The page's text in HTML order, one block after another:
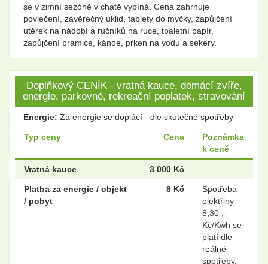
se v zimní sezóně v chatě vypíná. Cena zahrnuje
povlečení, závěrečný úklid, tablety do myčky, zapůjčení
utěrek na nádobí a ručníků na ruce, toaletní papír,
zapůjčení pramice, kánoe, prken na vodu a sekery.
Doplňkový CENÍK - vratná kauce, domácí zvíře,
energie, parkovné, rekreační poplatek, stravování
Energie: Za energie se doplácí - dle skutečné spotřeby
Typ ceny Cena
Poznámka
k ceně
Vratná kauce 3 000 Kč
Platba za energie / objekt
/ pobyt
8 Kč
Spotřeba
elektřiny
8,30 ,-
Kč/Kwh se
platí dle
reálné
spotřeby.